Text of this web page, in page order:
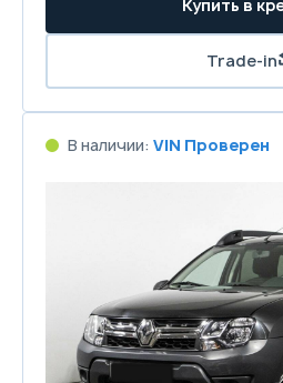
Купить в
Trade-in
В наличии: VIN Проверен